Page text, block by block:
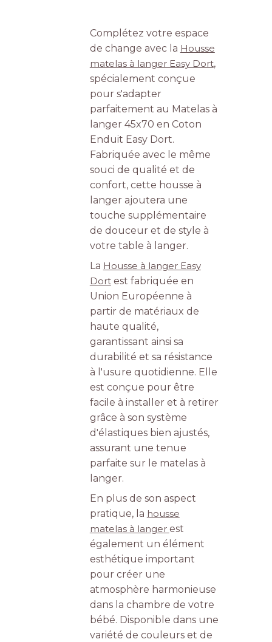
Complétez votre espace
de change avec la Housse
matelas à langer Easy Dort,
spécialement conçue
pour s'adapter
parfaitement au Matelas à
langer 45x70 en Coton
Enduit Easy Dort.
Fabriquée avec le même
souci de qualité et de
confort, cette housse à
langer ajoutera une
touche supplémentaire
de douceur et de style à
votre table à langer.
La Housse à langer Easy
Dortest fabriquée en
Union Européenne à
partir de matériaux de
haute qualité,
garantissant ainsi sa
durabilité et sa résistance
à l'usure quotidienne. Elle
est conçue pour être
facile à installer et à retirer
grâce à son système
d'élastiques bien ajustés,
assurant une tenue
parfaite sur le matelas à
langer.
En plus de son aspect
pratique, la housse
matelas à langer est
également un élément
esthétique important
pour créer une
atmosphère harmonieuse
dans la chambre de votre
bébé. Disponible dans une
variété de couleurs et de